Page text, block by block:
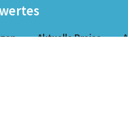
Aktuelle Preise